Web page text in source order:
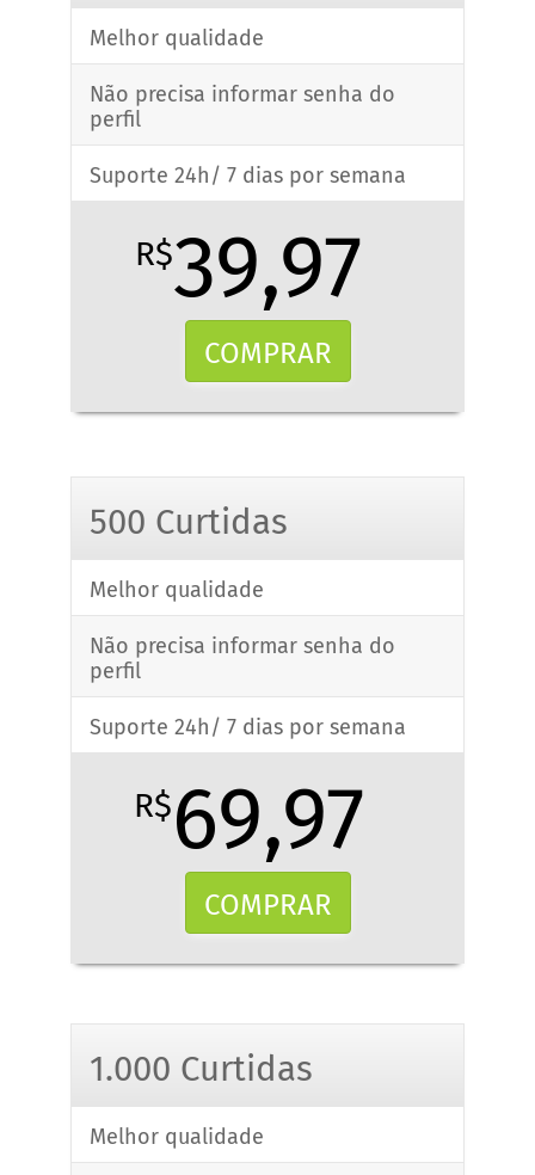
Melhor qualidade
Não precisa informar senha do
perfil
Suporte 24h/ 7 dias por semana
R$39,97
COMPRAR
500 Curtidas
Melhor qualidade
Não precisa informar senha do
perfil
Suporte 24h/ 7 dias por semana
R$69,97
COMPRAR
1.000 Curtidas
Melhor qualidade